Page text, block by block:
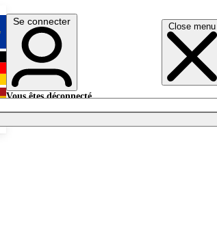
Close menu
English
Deutsch
Se connecter
Vous êtes déconnecté.